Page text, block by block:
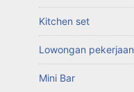
Kitchen set
Lowongan pekerjaan
Mini Bar